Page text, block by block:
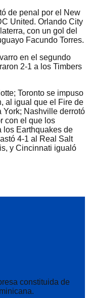
de penal por el New
United. Orlando City
con un gol del
Facundo Torres.
en el segundo
2-1 a los Timbers
Toronto se impuso
al igual que el Fire de
Nashville derrotó
con el que los
los Earthquakes de
4-1 al Real Salt
y Cincinnati igualó
constituida de